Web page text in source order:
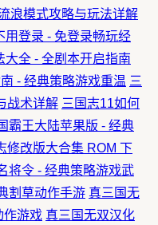
浪模式攻略与玩法详解
用登录 - 免登录畅玩经
大全 - 全剧本开启指南
- 经典策略游戏重温 三
战术详解 三国志11如何
霸王大陆苹果版 - 经典
修改版大合集 ROM 下
将令 - 经典策略游戏武
割草动作手游 真三国无
作游戏 真三国无双汉化